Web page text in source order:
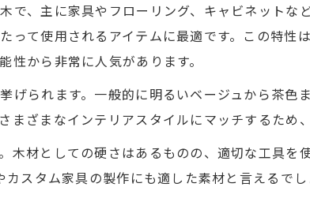
で、主に家具やフローリング、キャビネットな
て使用されるアイテムに最適です。この特性
から非常に人気があります。
げられます。一般的に明るいベージュから茶色
ざまなインテリアスタイルにマッチするため
木材としての硬さはあるものの、適切な工具を
スタム家具の製作にも適した素材と言えるで